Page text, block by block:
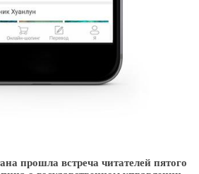
прошла встреча читателей пятого